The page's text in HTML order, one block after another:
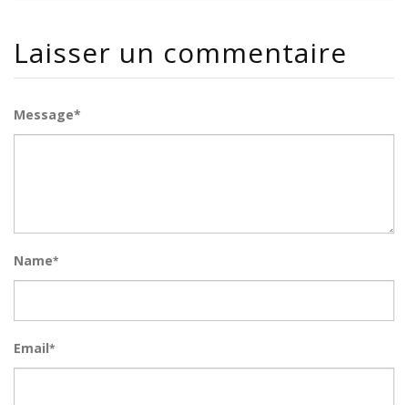
Laisser un commentaire
Message*
Name*
Email*